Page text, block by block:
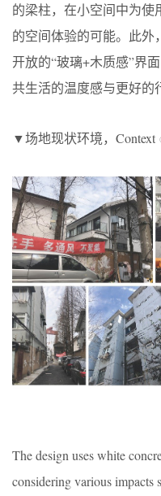
的梁柱，在小空间中为
的空间体验的可能。此外
开放的“玻璃+木质感”界
共生活的温度感与更好的
▼场地现状环境，Context
The design uses white
considering various impacts